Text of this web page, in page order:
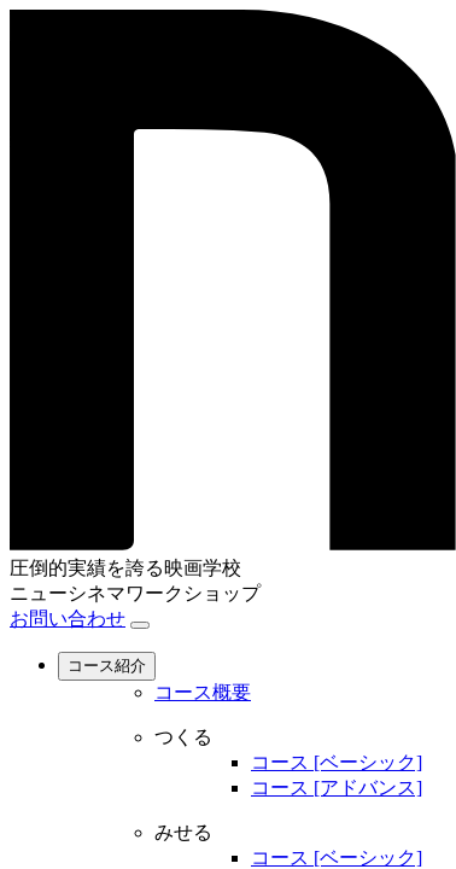
圧倒的実績を誇る映画学校
ニューシネマワークショップ
お問い合わせ
コース紹介
コース概要
つくる
コース [ベーシック]
コース [アドバンス]
みせる
コース [ベーシック]